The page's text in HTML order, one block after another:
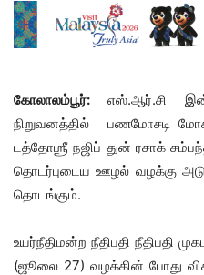
கோலாலம்பூர்: எஸ்.ஆர்.சி
நிறுவனத்தில் பணமோசடி
டத்தோஶ்ரீ நஜிப் துன் ரசாக்
தொடர்புடைய ஊழல் வழக்கு
தொடங்கும்.
உயர்நீதிமன்ற நீதிபதி நீதிபதி
(ஜூலை 27) வழக்கின் போது